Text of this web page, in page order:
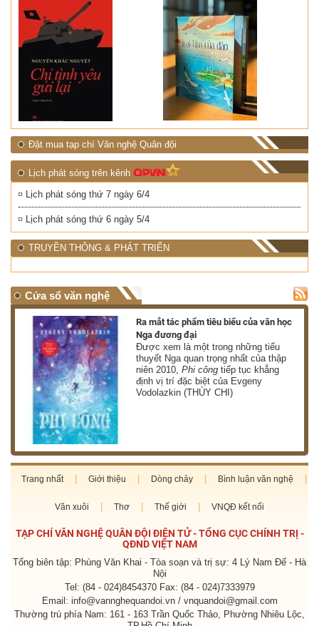
Đặt mua tạp chí Văn nghệ Quân đội
Lịch phát sóng trên kênh
Lịch phát sóng thứ 7 ngày 6/4
Lịch phát sóng thứ 6 ngày 5/4
TRUYỀN THÔNG & PHÁT TRIỂN
Cửa sổ văn nghệ
Ra mắt tác phẩm tiêu biểu của văn học
Nga đương đại
Được xem là một trong những tiểu
thuyết Nga quan trọng nhất của thập
niên 2010,Phi công tiếp tục khẳng
định vị trí đặc biệt của Evgeny
Vodolazkin (THÙY CHI)
Trang nhất Giới thiệu Dòng chảy Bình luận văn nghệ
Văn xuôi Thơ Thế giới VNQĐ kết nối
TẠP CHÍ VĂN NGHỆ QUÂN ĐỘI ĐIỆN TỬ - TỔNG CỤC CHÍNH TRỊ -
QĐND VIỆT NAM
Tổng biên tập: Phùng Văn Khai - Tòa soạn và trị sự: 4 Lý Nam Đế - Hà
Nội
Tel: (84 - 024)8454370 Fax: (84 - 024)7333979
Email: info@vannghequandoi.vn / vnquandoi@gmail.com
Thường trú phía Nam: 161 - 163 Trần Quốc Thảo, Phường Nhiêu Lộc,